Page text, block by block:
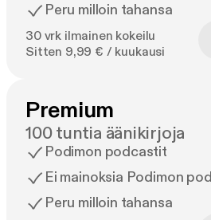
Peru milloin tahansa
30 vrk ilmainen kokeilu
Sitten 9,99 € / kuukausi
Premium
100 tuntia äänikirjoja
Podimon podcastit
Ei mainoksia Podimon
Peru milloin tahansa